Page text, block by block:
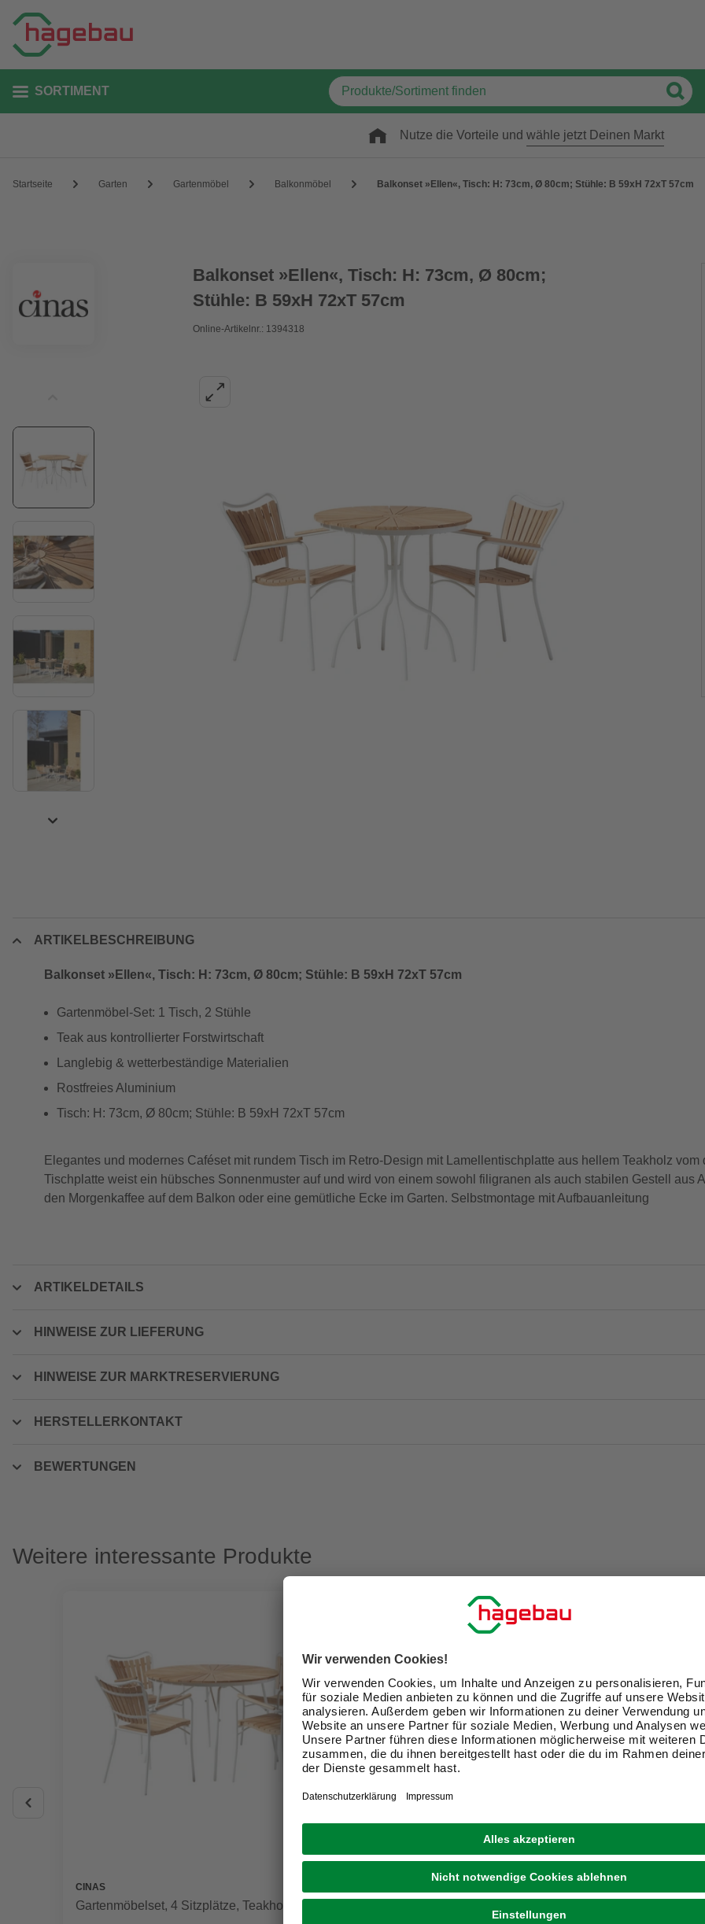
SORTIMENT
Nutze die Vorteile und wähle jetzt Deinen Markt
Startseite Garten Gartenmöbel Balkonmöbel Balkonset »Ellen«, Tisch: H: 73cm, Ø 80cm; Stühle: B 59xH 72xT 57cm
Balkonset »Ellen«, Tisch: H: 73cm, Ø 80cm;
Stühle: B 59xH 72xT 57cm
Online-Artikelnr.: 1394318
ARTIKELBESCHREIBUNG
Balkonset »Ellen«, Tisch: H: 73cm, Ø 80cm; Stühle: B 59xH 72xT 57cm
Gartenmöbel-Set: 1 Tisch, 2 Stühle
Teak aus kontrollierter Forstwirtschaft
Langlebig & wetterbeständige Materialien
Rostfreies Aluminium
Tisch: H: 73cm, Ø 80cm; Stühle: B 59xH 72xT 57cm
Elegantes und modernes Caféset mit rundem Tisch im Retro-Design mit Lamellentischplatte aus hellem Teakholz
Tischplatte weist ein hübsches Sonnenmuster auf und wird von einem sowohl filigranen als auch stabilen Gestell aus
den Morgenkaffee auf dem Balkon oder eine gemütliche Ecke im Garten. Selbstmontage mit Aufbauanleitung
ARTIKELDETAILS
HINWEISE ZUR LIEFERUNG
HINWEISE ZUR MARKTRESERVIERUNG
HERSTELLERKONTAKT
BEWERTUNGEN
Weitere interessante Produkte
CINAS
Gartenmöbelset, 4 Sitzplätze, Teakholz